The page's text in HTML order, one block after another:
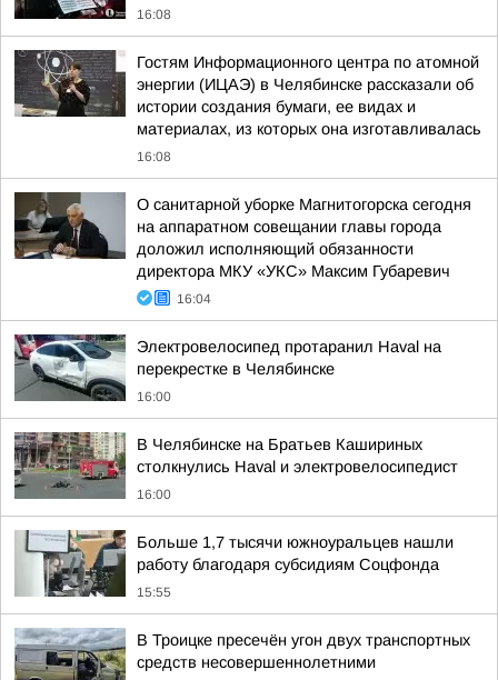
16:08
Гостям Информационного центра по атомной
энергии (ИЦАЭ) в Челябинске рассказали об
истории создания бумаги, ее видах и
материалах, из которых она изготавливалась
16:08
О санитарной уборке Магнитогорска сегодня
на аппаратном совещании главы города
доложил исполняющий обязанности
директора МКУ «УКС» Максим Губаревич
16:04
Электровелосипед протаранил Haval на
перекрестке в Челябинске
16:00
В Челябинске на Братьев Кашириных
столкнулись Haval и электровелосипедист
16:00
Больше 1,7 тысячи южноуральцев нашли
работу благодаря субсидиям Соцфонда
15:55
В Троицке пресечён угон двух транспортных
средств несовершеннолетними